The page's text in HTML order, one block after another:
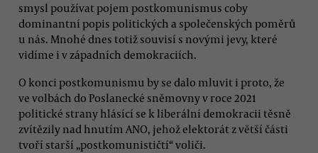
smysl používat pojem postkomunismus coby
dominantní popis politických a společenských poměrů
u nás. Mnohé dnes totiž souvisí s novými jevy, které
vidíme i v západních demokraciích.
O konci postkomunismu by se dalo mluvit i proto, že
ve volbách do Poslanecké sněmovny v roce 2021
politické strany hlásící se k liberální demokracii těsně
zvítězily nad hnutím ANO, jehož elektorát z větší části
tvoří starší „postkomunističtí“ voliči.